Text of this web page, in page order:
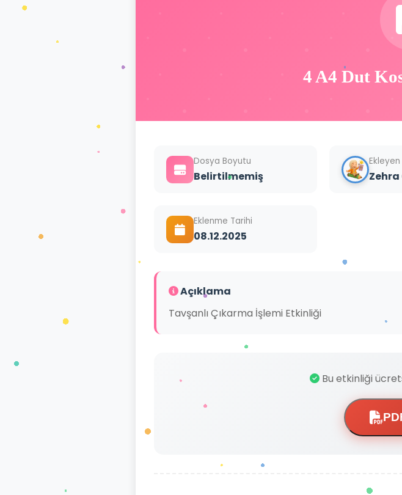
4 A4 Dut
Dosya Boyutu
Belirtilmemiş
Ekleyen
Eklenme Tarihi
08.12.2025
Açıklama
Tavşanlı Çıkarma İşlemi Etkinliği
Bu etkinliği